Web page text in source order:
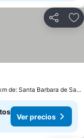
Compartir
Las Galeras, a 17.6 km de: Santa Barbara de Samana
Ver precios